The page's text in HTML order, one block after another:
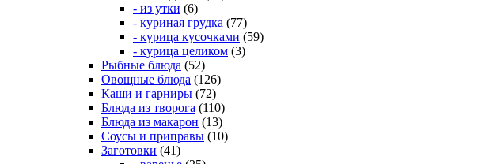
- из утки (6)
- куриная грудка (77)
- курица кусочками (59)
- курица целиком (3)
Рыбные блюда (52)
Овощные блюда (126)
Каши и гарниры (72)
Блюда из творога (110)
Блюда из макарон (13)
Соусы и приправы (10)
Заготовки (41)